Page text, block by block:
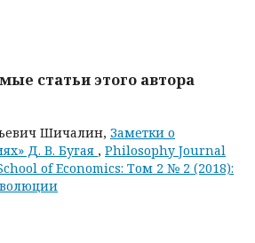
статьи этого автора
Шичалин, Заметки о
Д. В. Бугая , Philosophy Journal
of Economics: Том 2 № 2 (2018):